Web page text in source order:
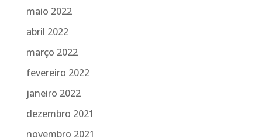
maio 2022
abril 2022
março 2022
fevereiro 2022
janeiro 2022
dezembro 2021
novembro 2021